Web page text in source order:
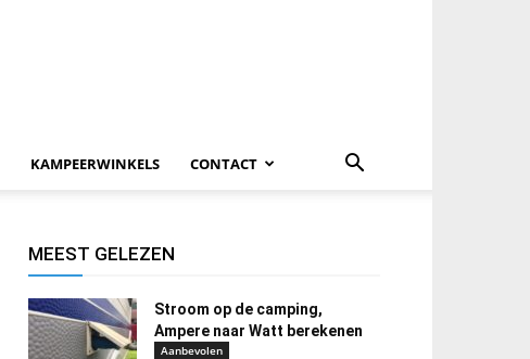
KAMPEERWINKELS CONTACT
MEEST GELEZEN
Stroom op de camping,
Ampere naar Watt berekenen
Aanbevolen